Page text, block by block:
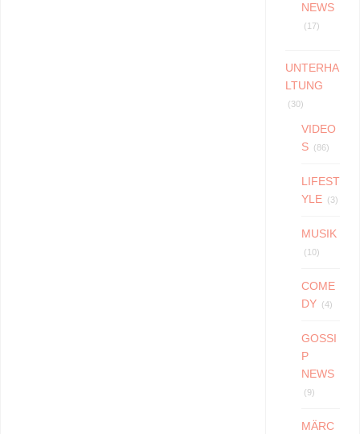
NEWS
(17)
UNTERHA
LTUNG
(30)
VIDEO
S
(86)
LIFEST
YLE
(3)
MUSIK
(10)
COME
DY
(4)
GOSSI
P
NEWS
(9)
MÄRC